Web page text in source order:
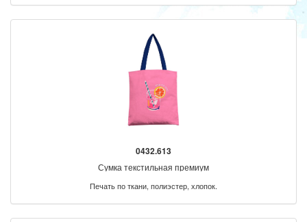
0432.613
Сумка текстильная премиум
Печать по ткани, полиэстер, хлопок.